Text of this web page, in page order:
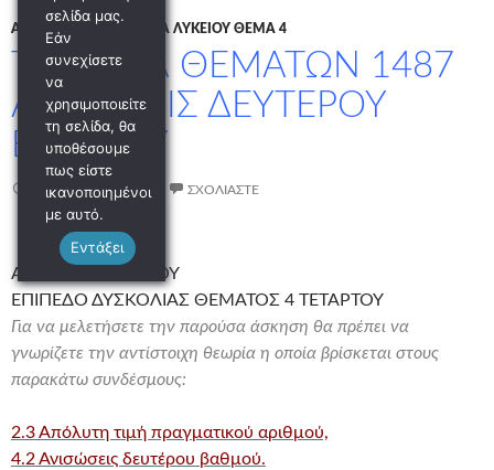
Α ΛΥΚΕΊΟΥ ΑΛΓΕΒΡΑ Α ΛΥΚΕΙΟΥ ΘΕΜΑ 4
ΤΡΑΠΕΖΑ ΘΕΜΑΤΩΝ 1487
ΑΝΙΣΩΣΕΙΣ ΔΕΥΤΕΡΟΥ
ΒΑΘΜΟΥ
8 ΙΑΝΟΥΑΡΊΟΥ 2022 ΣΧΟΛΙΆΣΤΕ
ΑΛΓΕΒΡΑ Α ΛΥΚΕΙΟΥ
ΕΠΙΠΕΔΟ ΔΥΣΚΟΛΙΑΣ ΘΕΜΑΤΟΣ 4 ΤΕΤΑΡΤΟΥ
Για να μελετήσετε την παρούσα άσκηση θα πρέπει να
γνωρίζετε την αντίστοιχη θεωρία η οποία βρίσκεται στους
παρακάτω συνδέσμους:
2.3 Απόλυτη τιμή πραγματικού αριθμού,
4.2 Ανισώσεις δευτέρου βαθμού.
σελίδα μας.
Εάν
συνεχίσετε
να
χρησιμοποιείτε
τη σελίδα, θα
υποθέσουμε
πως είστε
ικανοποιημένοι
με αυτό.
Εντάξει